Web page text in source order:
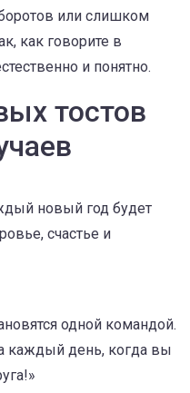
или слишком
как говорите в
и понятно.
тостов
новый год будет
счастье и
одной командой.
каждый день, когда вы